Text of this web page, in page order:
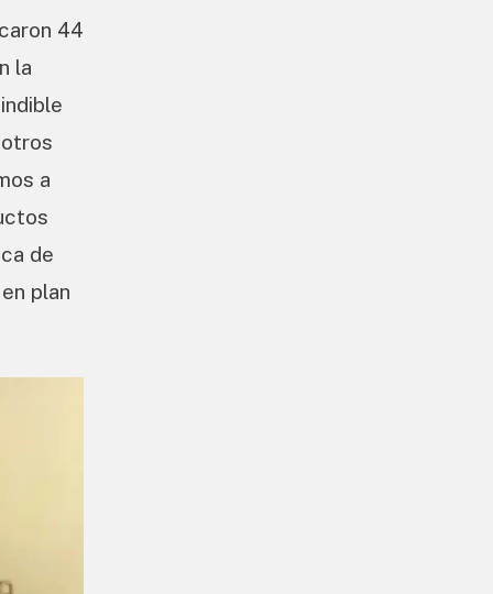
44
la
a
de
plan